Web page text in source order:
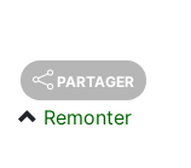
PARTAGER
Remonter